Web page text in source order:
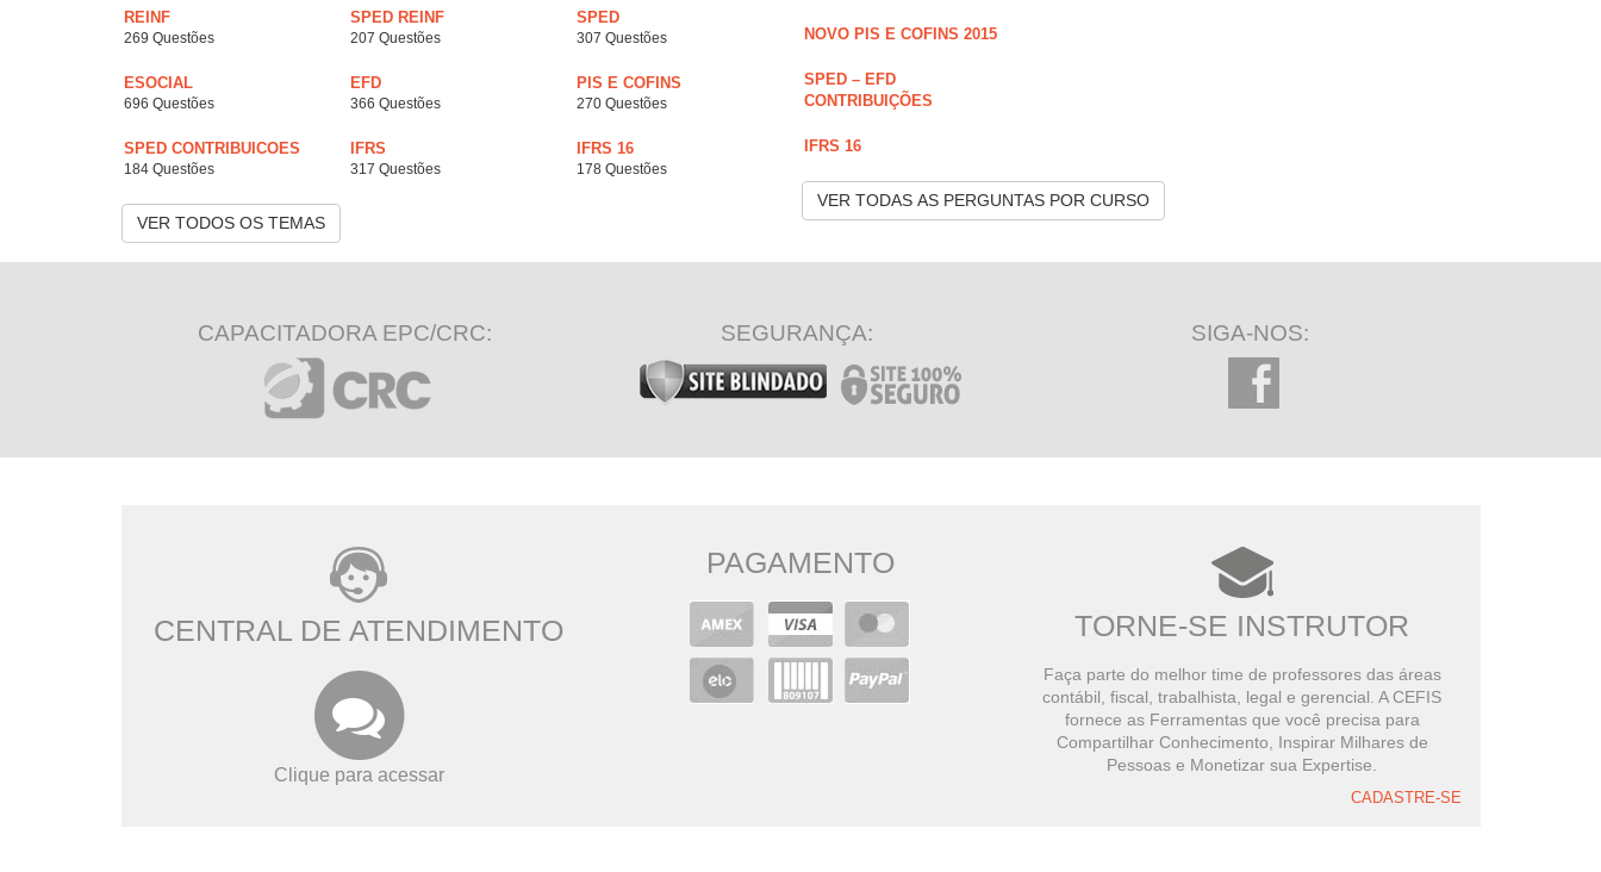
REINF
269 Questões
SPED REINF
207 Questões
SPED
307 Questões
ESOCIAL
696 Questões
EFD
366 Questões
PIS E COFINS
270 Questões
SPED CONTRIBUICOES
184 Questões
IFRS
317 Questões
IFRS 16
178 Questões
VER TODOS OS TEMAS
NOVO PIS E COFINS 2015
SPED – EFD
CONTRIBUIÇÕES
IFRS 16
VER TODAS AS PERGUNTAS POR CURSO
CAPACITADORA EPC/CRC: SEGURANÇA: SIGA-NOS:
CENTRAL DE ATENDIMENTO
Clique para acessar
PAGAMENTO
TORNE-SE INSTRUTOR
Faça parte do melhor time de professores das áreas
contábil, fiscal, trabalhista, legal e gerencial. A CEFIS
fornece as Ferramentas que você precisa para
Compartilhar Conhecimento, Inspirar Milhares de
Pessoas e Monetizar sua Expertise.
CADASTRE-SE